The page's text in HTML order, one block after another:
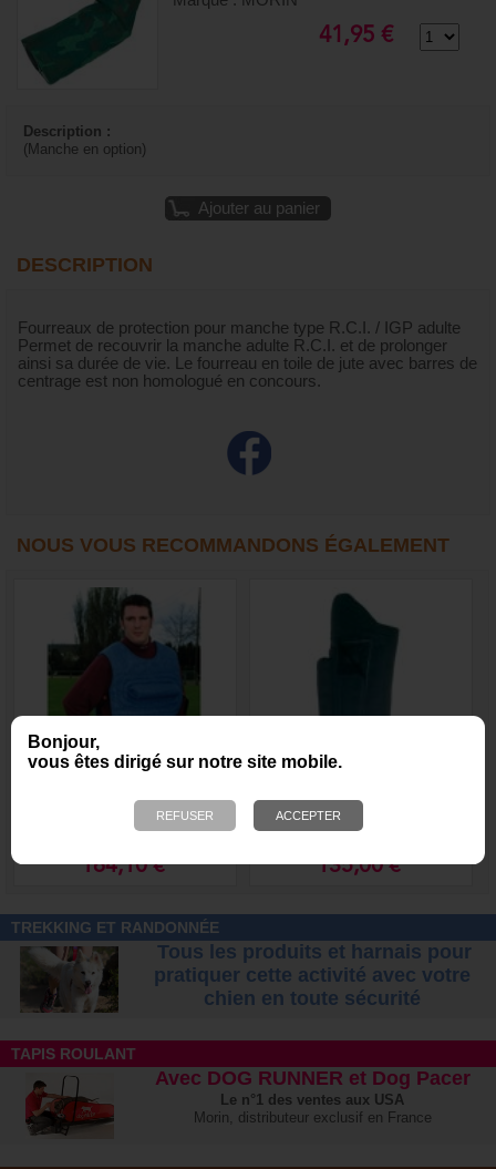
Bonjour,
vous êtes dirigé sur notre site mobile.
41,95 €
Description :
(Manche en option)
Ajouter au panier
DESCRIPTION
Fourreaux de protection pour manche type R.C.I. / IGP adulte
Permet de recouvrir la manche adulte R.C.I. et de prolonger
ainsi sa durée de vie. Le fourreau en toile de jute avec barres de
centrage est non homologué en concours.
NOUS VOUS RECOMMANDONS ÉGALEMENT
Surveste avec boudin
pour entraînement prises
Canin 164,10 €
Jambière de débourrage
avec boudin amovible -
135,00 €
TREKKING ET RANDONNÉE
Tous les produits et harnais pour
pratiquer cette activité avec votre
chien en toute sécurité
TAPIS ROULANT
Avec DOG RUNNER et Dog Pacer
Le n°1 des ventes aux USA
Morin, distributeur exclusif en France